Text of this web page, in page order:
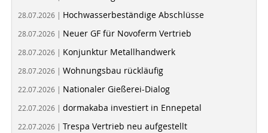
28.07.2026 | Hochwasserbeständige Abschlüsse
28.07.2026 | Neuer GF für Novoferm Vertrieb
28.07.2026 | Konjunktur Metallhandwerk
28.07.2026 | Wohnungsbau rückläufig
22.07.2026 | Nationaler Gießerei-Dialog
22.07.2026 | dormakaba investiert in Ennepetal
22.07.2026 | Trespa Vertrieb neu aufgestellt